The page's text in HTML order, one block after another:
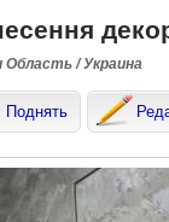
Область / Украина
Поднять